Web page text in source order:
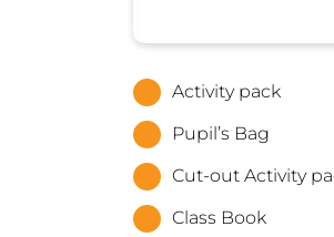
Activity pack
Pupil’s Bag
Cut-out Activity
Class Book